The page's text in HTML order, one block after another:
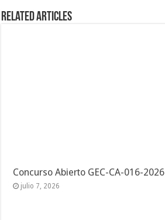
Related Articles
Concurso Abierto GEC-CA-016-2026
julio 7, 2026